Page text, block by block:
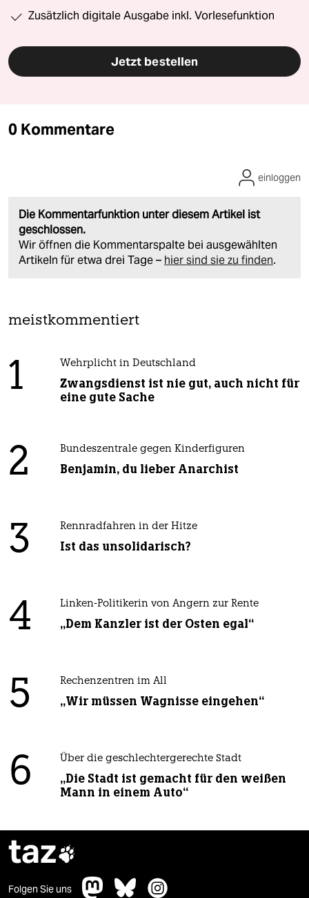
Zusätzlich digitale Ausgabe inkl. Vorlesefunktion
Jetzt bestellen
0 Kommentare
Die Kommentarfunktion unter diesem Artikel ist
geschlossen.
Wir öffnen die Kommentarspalte bei ausgewählten
Artikeln für etwa drei Tage – hier sind sie zu finden.
einloggen
meistkommentiert
1 Wehrplicht in Deutschland
Zwangsdienst ist nie gut, auch nicht für
eine gute Sache
2 Bundeszentrale gegen Kinderfiguren
Benjamin, du lieber Anarchist
3 Rennradfahren in der Hitze
Ist das unsolidarisch?
4 Linken-Politikerin von Angern zur Rente
„Dem Kanzler ist der Osten egal“
5 Rechenzentren im All
„Wir müssen Wagnisse eingehen“
6 Über die geschlechtergerechte Stadt
„Die Stadt ist gemacht für den weißen
Mann in einem Auto“
taz
Folgen Sie uns